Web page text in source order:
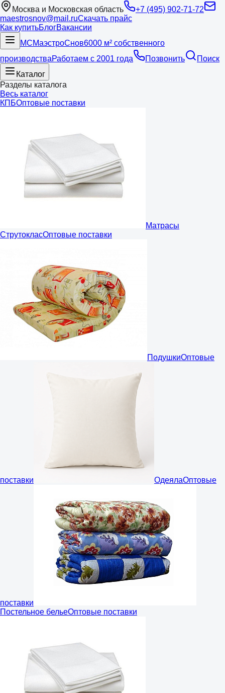
Москва и Московская область
+7 (495) 902-71-72
maestrosnov@mail.ruСкачать прайс
Как купитьБлогВакансии
МСМаэстроСнов6000 м² собственного
производстваРаботаем с 2001 года Позвонить
Поиск
Каталог
Разделы каталога
Весь каталог
КПБОптовые поставки
Матрасы
СтрутокласОптовые поставки
ПодушкиОптовые
поставки ОдеялаОптовые
поставки
Постельное бельеОптовые поставки